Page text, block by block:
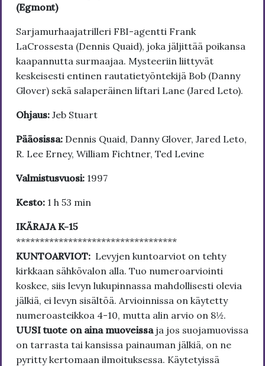
(Egmont)
Sarjamurhaajatrilleri FBI-agentti Frank
LaCrossesta (Dennis Quaid), joka jäljittää poikansa
kaapannutta surmaajaa. Mysteeriin liittyvät
keskeisesti entinen rautatietyöntekijä Bob (Danny
Glover) sekä salaperäinen liftari Lane (Jared Leto).
Ohjaus: Jeb Stuart
Pääosissa: Dennis Quaid, Danny Glover, Jared Leto,
R. Lee Erney, William Fichtner, Ted Levine
Valmistusvuosi: 1997
Kesto: 1 h 53 min
IKÄRAJA K-15
**********************************
KUNTOARVIOT: Levyjen kuntoarviot on tehty
kirkkaan sähkövalon alla. Tuo numeroarviointi
koskee, siis levyn lukupinnassa mahdollisesti olevia
jälkiä, ei levyn sisältöä. Arvioinnissa on käytetty
numeroasteikkoa 4-10, mutta alin arvio on 8½.
UUSI tuote on aina muoveissa ja jos suojamuovissa
on tarrasta tai kansissa painauman jälkiä, on ne
pyritty kertomaan ilmoituksessa. Käytetyissä